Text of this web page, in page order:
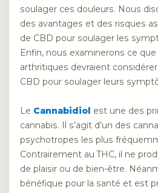
soulager ces douleurs. Nous
des avantages et des risques
de CBD pour soulager les
Enfin, nous examinerons ce
arthritiques devraient considérer
CBD pour soulager leurs
Le Cannabidiol est une des
cannabis. Il s’agit d’un des
psychotropes les plus
Contrairement au THC, il ne
de plaisir ou de bien-être.
bénéfique pour la santé et est